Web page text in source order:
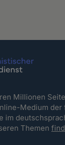
Millionen
Medium
im
Themen